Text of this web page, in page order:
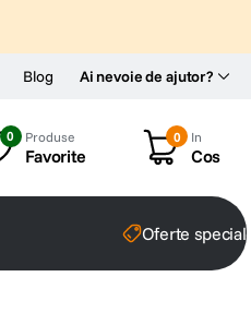
Ai nevoie de ajutor?
Blog
0 Produse
Favorite
0 In
Cos
Oferte